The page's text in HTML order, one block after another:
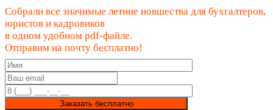
Собрали все значимые летние новшества для бухгалтеров,
юристов и кадровиков
в одном удобном pdf-файле.
Отправим на почту бесплатно!
Заказать бесплатно